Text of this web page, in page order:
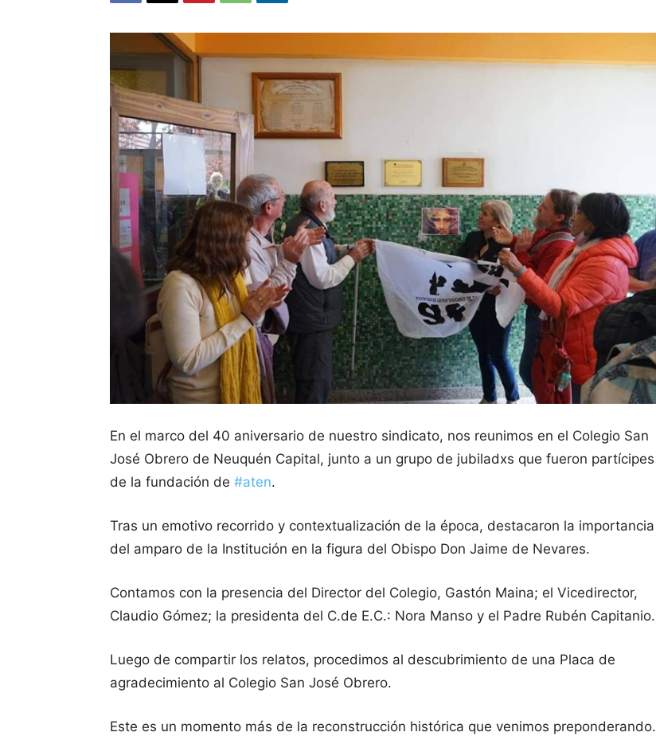
En el marco del 40 aniversario de nuestro sindicato, nos reunimos en el Colegio San
José Obrero de Neuquén Capital, junto a un grupo de jubiladxs que fueron partícipes
de la fundación de #aten.
Tras un emotivo recorrido y contextualización de la época, destacaron la importancia
del amparo de la Institución en la figura del Obispo Don Jaime de Nevares.
Contamos con la presencia del Director del Colegio, Gastón Maina; el Vicedirector,
Claudio Gómez; la presidenta del C.de E.C.: Nora Manso y el Padre Rubén Capitanio.
Luego de compartir los relatos, procedimos al descubrimiento de una Placa de
agradecimiento al Colegio San José Obrero.
Este es un momento más de la reconstrucción histórica que venimos preponderando.